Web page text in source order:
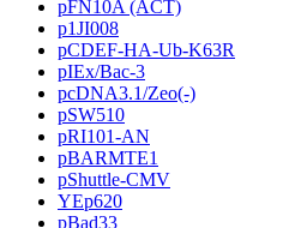
pFN10A (ACT)
p1JI008
pCDEF-HA-Ub-K63R
pIEx/Bac-3
pcDNA3.1/Zeo(-)
pSW510
pRI101-AN
pBARMTE1
pShuttle-CMV
YEp620
pBad33